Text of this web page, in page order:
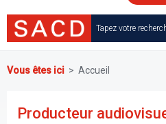
Vous êtes ici Accueil
Producteur